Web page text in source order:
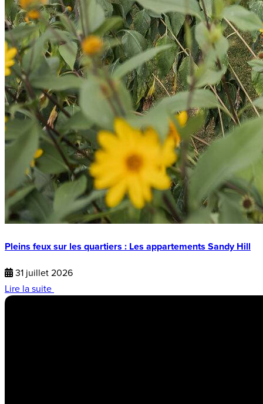
Pleins feux sur les quartiers : Les appartements Sandy Hill
31 juillet 2026
Lire la suite